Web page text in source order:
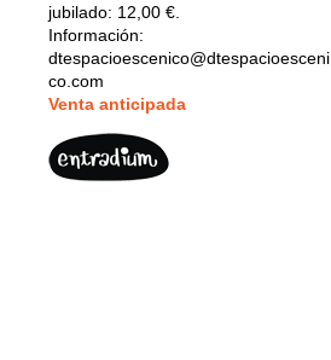
jubilado: 12,00 €.
Información:
dtespacioescenico@dtespacioesceni
co.com
Venta anticipada